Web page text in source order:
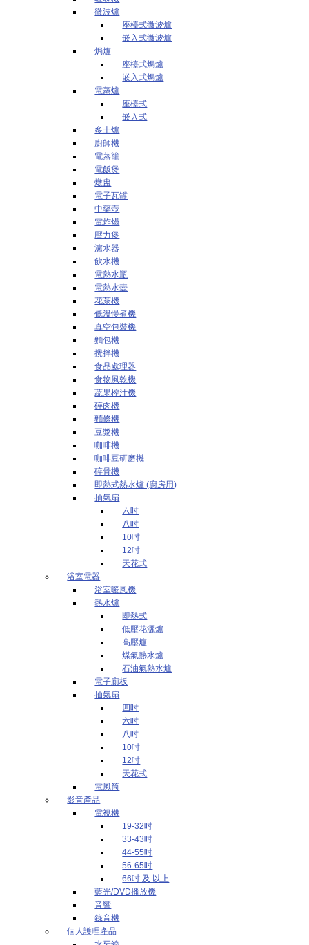
微波爐
座檯式微波爐
嵌入式微波爐
焗爐
座檯式焗爐
嵌入式焗爐
電蒸爐
座檯式
嵌入式
多士爐
廚師機
電蒸籠
電飯煲
燉盅
電子瓦罉
中藥壺
電炸煱
壓力煲
濾水器
飲水機
電熱水瓶
電熱水壺
花茶機
低溫慢煮機
真空包裝機
麵包機
攪拌機
食品處理器
食物風乾機
蔬果榨汁機
碎肉機
麵條機
豆漿機
咖啡機
咖啡豆研磨機
碎骨機
即熱式熱水爐 (廚房用)
抽氣扇
六吋
八吋
10吋
12吋
天花式
浴室電器
浴室暖風機
熱水爐
即熱式
低壓花灑爐
高壓爐
煤氣熱水爐
石油氣熱水爐
電子廁板
抽氣扇
四吋
六吋
八吋
10吋
12吋
天花式
電風筒
影音產品
電視機
19-32吋
33-43吋
44-55吋
56-65吋
66吋 及 以上
藍光/DVD播放機
音響
錄音機
個人護理產品